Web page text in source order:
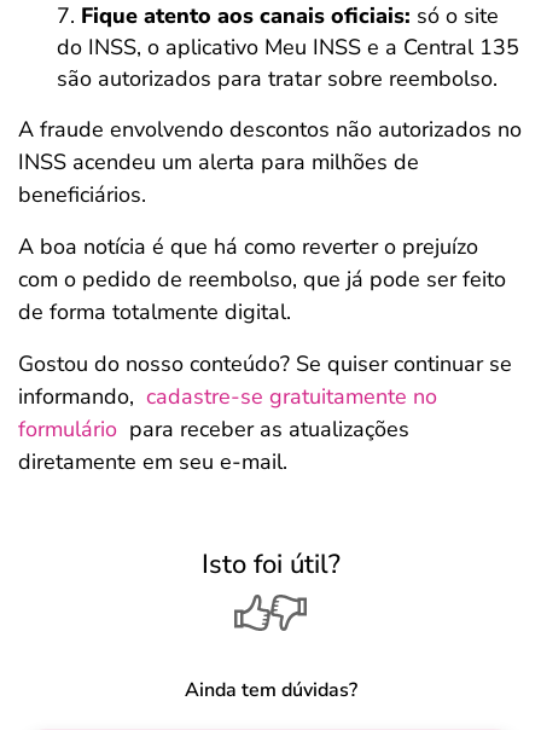
Fique atento aos canais oficiais: só o site
do INSS, o aplicativo Meu INSS e a Central 135
são autorizados para tratar sobre reembolso.
A fraude envolvendo descontos não autorizados no
INSS acendeu um alerta para milhões de
beneficiários.
A boa notícia é que há como reverter o prejuízo
com o pedido de reembolso, que já pode ser feito
de forma totalmente digital.
Gostou do nosso conteúdo? Se quiser continuar se
informando, cadastre-se gratuitamente no
formulário para receber as atualizações
diretamente em seu e-mail.
Isto foi útil?
Ainda tem dúvidas?